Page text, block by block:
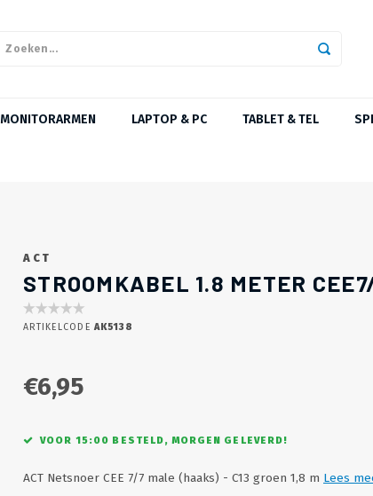
MONITORARMEN LAPTOP & PC TABLET & TEL
ACT
STROOMKABEL 1.8 METER
ARTIKELCODE AK5138
€6,95
VOOR 15:00 BESTELD, MORGEN GELEVERD!
ACT Netsnoer CEE 7/7 male (haaks) - C13 groen 1,8 m Lees